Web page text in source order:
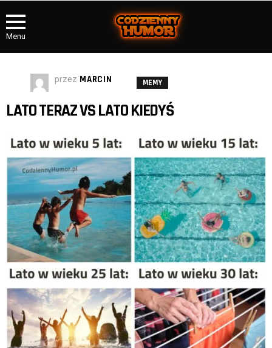
Menu
przez MARCIN MEMY
LATO TERAZ VS LATO KIEDYŚ